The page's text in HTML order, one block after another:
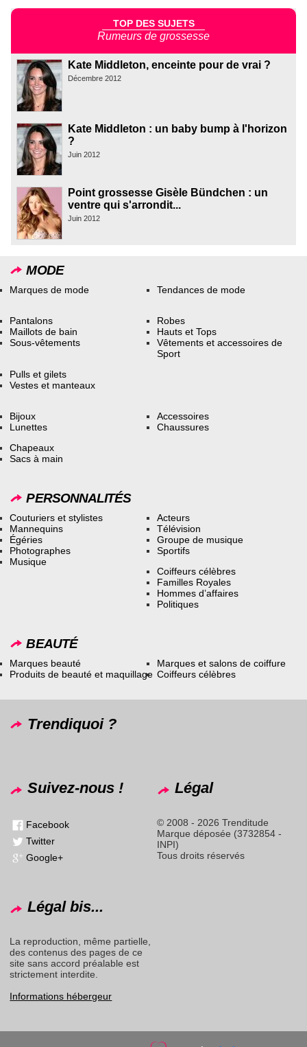
TOP DES SUJETS
Rumeurs de grossesse
Kate Middleton, enceinte pour de vrai ?
Décembre 2012
Kate Middleton : un baby bump à l'horizon
?
Juin 2012
Point grossesse Gisèle Bündchen : un
ventre qui s'arrondit...
Juin 2012
MODE
Marques de mode Tendances de mode
Pantalons
Maillots de bain
Sous-vêtements
Robes
Hauts et Tops
Vêtements et accessoires de
Sport
Pulls et gilets
Vestes et manteaux
Bijoux
Lunettes
Accessoires
Chaussures
Chapeaux
Sacs à main
PERSONNALITÉS
Couturiers et stylistes
Mannequins
Égéries
Photographes
Musique
Acteurs
Télévision
Groupe de musique
Sportifs
Coiffeurs célèbres
Familles Royales
Hommes d’affaires
Politiques
BEAUTÉ
Marques beauté
Produits de beauté et maquillage
Marques et salons de coiffure
Coiffeurs célèbres
Trendiquoi ?
Suivez-nous !
Facebook
Twitter
Google+
Légal
© 2008 - 2026 Trenditude
Marque déposée (3732854 -
INPI)
Tous droits réservés
Légal bis...
La reproduction, même partielle,
des contenus des pages de ce
site sans accord préalable est
strictement interdite.
Informations hébergeur